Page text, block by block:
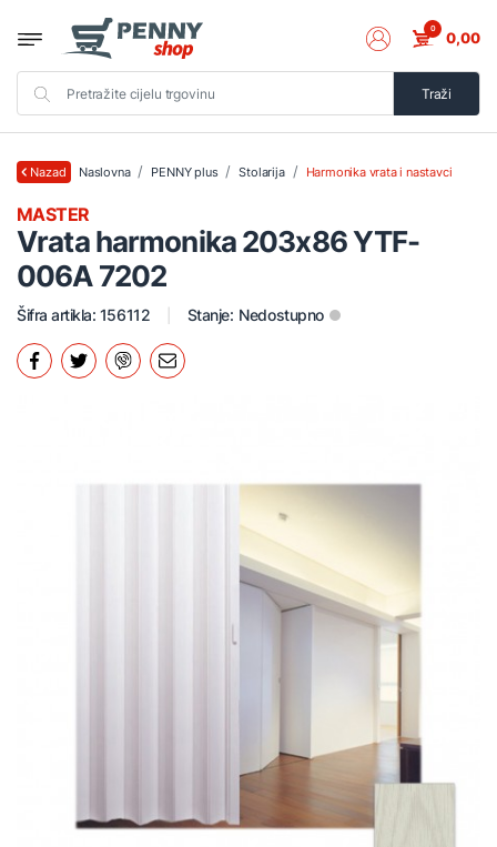
Traži
0 0,00
Nazad Naslovna PENNY plus Stolarija Harmonika vrata i nastavci
Vrata harmonika 203x86 YTF-
006A 7202
MASTER
Šifra artikla: 156112 Stanje: Nedostupno